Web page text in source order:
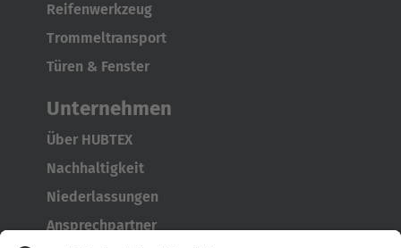
Reifenwerkzeug
Trommeltransport
Türen & Fenster
Unternehmen
Über HUBTEX
Nachhaltigkeit
Niederlassungen
Ansprechpartner